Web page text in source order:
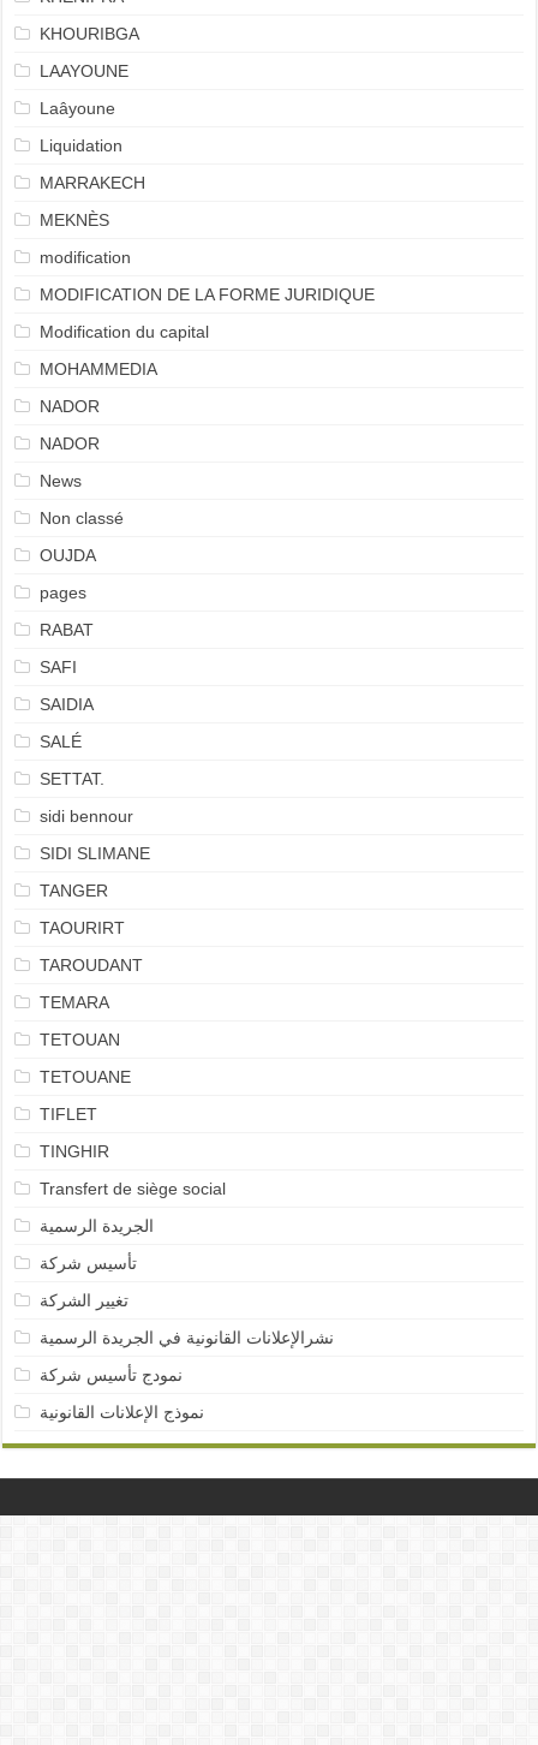
KHOURIBGA
LAAYOUNE
Laâyoune
Liquidation
MARRAKECH
MEKNÈS
modification
MODIFICATION DE LA FORME JURIDIQUE
Modification du capital
MOHAMMEDIA
NADOR
NADOR
News
Non classé
OUJDA
pages
RABAT
SAFI
SAIDIA
SALÉ
SETTAT.
sidi bennour
SIDI SLIMANE
TANGER
TAOURIRT
TAROUDANT
TEMARA
TETOUAN
TETOUANE
TIFLET
TINGHIR
Transfert de siège social
الجريدة الرسمية
تأسيس شركة
تغيير الشركة
نشرالإعلانات القانونية في الجريدة الرسمية
نمودج تأسيس شركة
نموذج الإعلانات القانونية